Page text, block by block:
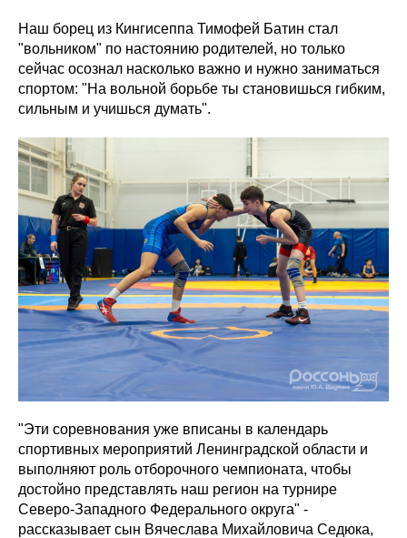
Наш борец из Кингисеппа Тимофей Батин стал
"вольником" по настоянию родителей, но только
сейчас осознал насколько важно и нужно заниматься
спортом: "На вольной борьбе ты становишься гибким,
сильным и учишься думать".
"Эти соревнования уже вписаны в календарь
спортивных мероприятий Ленинградской области и
выполняют роль отборочного чемпионата, чтобы
достойно представлять наш регион на турнире
Северо-Западного Федерального округа" -
рассказывает сын Вячеслава Михайловича Седюка,